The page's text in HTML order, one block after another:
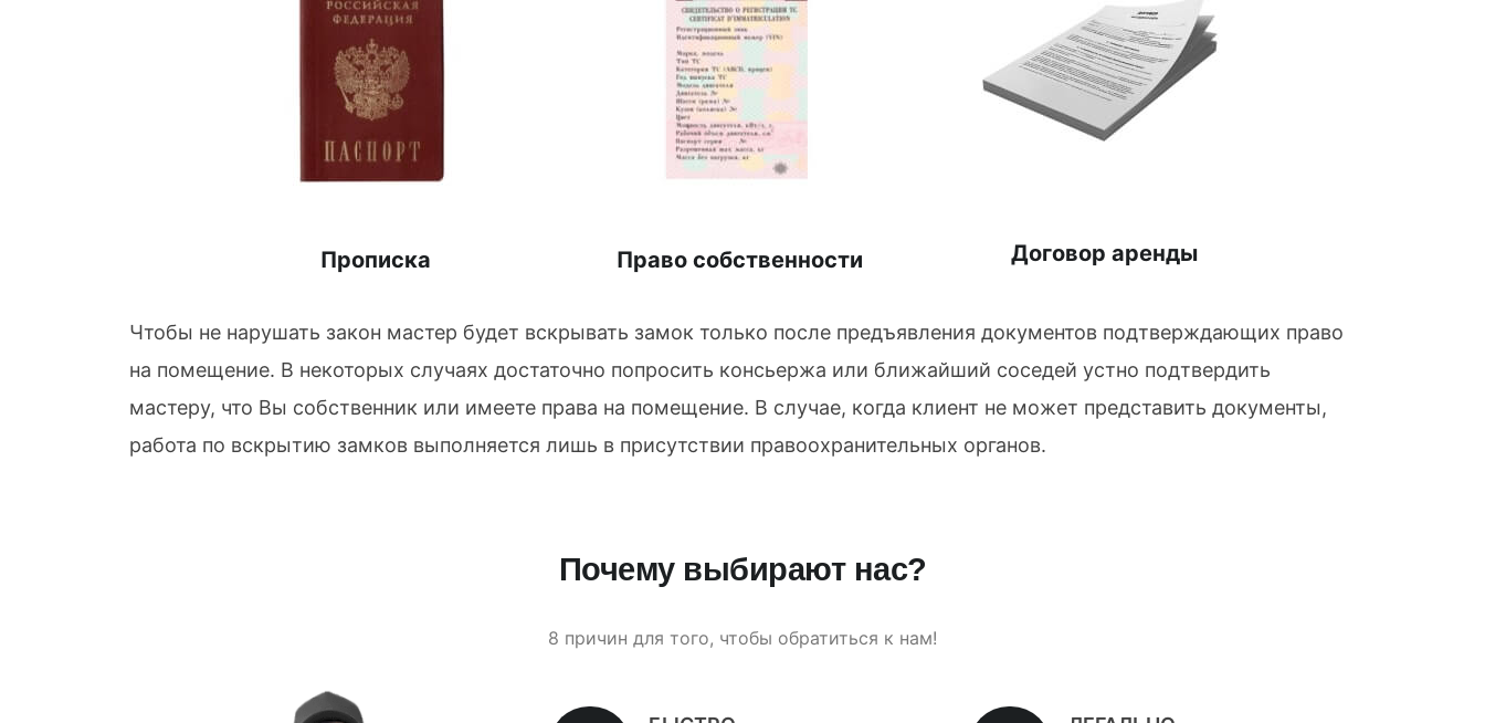
Прописка Право собственности Договор аренды
Чтобы не нарушать закон мастер будет вскрывать замок только после предъявления документов подтверждающих право
на помещение. В некоторых случаях достаточно попросить консьержа или ближайший соседей устно подтвердить
мастеру, что Вы собственник или имеете права на помещение. В случае, когда клиент не может представить документы,
работа по вскрытию замков выполняется лишь в присутствии правоохранительных органов.
Почему выбирают нас?
8 причин для того, чтобы обратиться к нам!